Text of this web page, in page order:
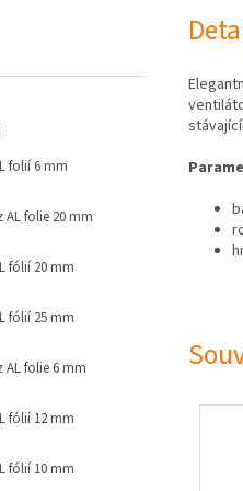
folií 6 mm
AL folie 20 mm
fólií 20 mm
fólií 25 mm
AL folie 6 mm
fólií 12 mm
fólií 10 mm